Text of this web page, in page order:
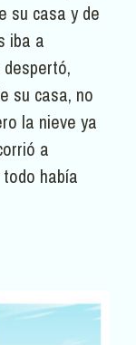
su casa y de
iba a
su casa, no
la nieve ya
a
había